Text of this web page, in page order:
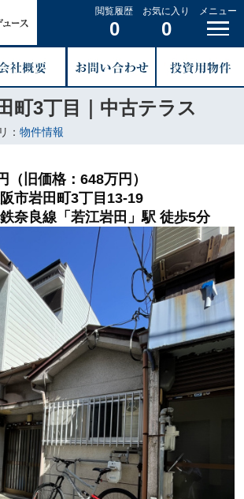
閲覧履歴
0
お気に入り
0
メニュー
町3丁目｜中古テラス
： 物件情報
（旧価格：648万円）
市岩田町3丁目13-19
鉄奈良線「若江岩田」駅 徒歩5分